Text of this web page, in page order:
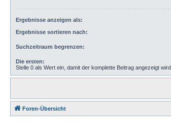
Ergebnisse anzeigen als:
Ergebnisse sortieren nach:
Suchzeitraum begrenzen:
Die ersten:
Stelle 0 als Wert ein, damit der komplette Beitrag angezeigt wird.
Foren-Übersicht